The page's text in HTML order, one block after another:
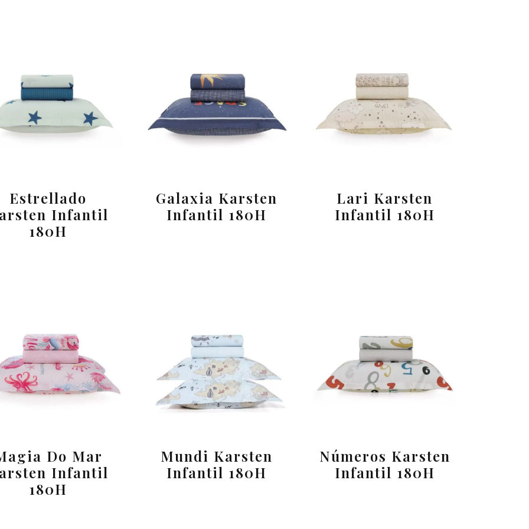
Estrellado
Infantil
180H
Galaxia Karsten
Infantil 180H
Lari Karsten
Infantil 180H
Do Mar
Infantil
180H
Mundi Karsten
Infantil 180H
Números Karsten
Infantil 180H